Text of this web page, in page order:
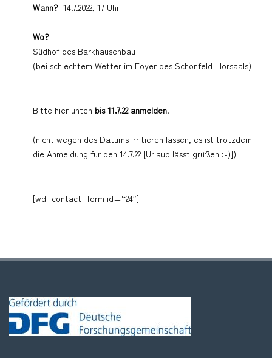
Wann? 14.7.2022, 17 Uhr
Wo?
Südhof des Barkhausenbau
(bei schlechtem Wetter im Foyer des Schönfeld-Hörsaals)
Bitte hier unten bis 11.7.22 anmelden.
(nicht wegen des Datums irritieren lassen, es ist trotzdem
die Anmeldung für den 14.7.22 [Urlaub lässt grüßen :-)])
[wd_contact_form id=“24″]